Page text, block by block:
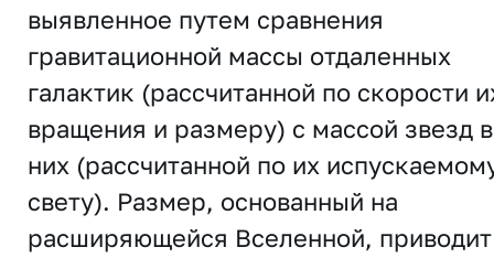
выявленное путем сравнения
гравитационной массы отдаленных
галактик (рассчитанной по скорости
вращения и размеру) с массой звезд в
них (рассчитанной по их
свету). Размер, основанный на
расширяющейся Вселенной,